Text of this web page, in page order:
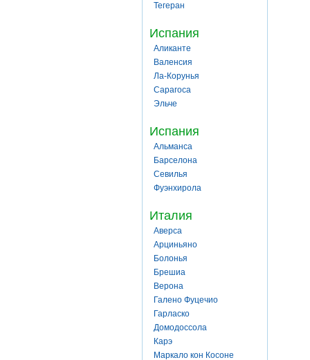
Тегеран
Испания
Аликанте
Валенсия
Ла-Корунья
Сарагоса
Эльче
Испания
Альманса
Барселона
Севилья
Фуэнхирола
Италия
Аверса
Арциньяно
Болонья
Брешиа
Верона
Галено Фуцечио
Гарласко
Домодоссола
Карэ
Маркало кон Косоне